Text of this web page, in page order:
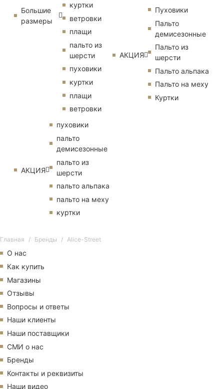
Большие
размеры
куртки
ветровки
плащи
пальто из
шерсти
пуховики
куртки
плащи
ветровки
АКЦИЯ
пуховики
пальто
демисезонные
пальто из
шерсти
пальто альпака
пальто на меху
куртки
АКЦИЯ
Пуховики
Пальто
демисезонные
Пальто из
шерсти
Пальто альпака
Пальто на меху
Куртки
Главная Бренды Alice-Street
О нас
Как купить
Магазины
Отзывы
Вопросы и ответы
Наши клиенты
Наши поставщики
СМИ о нас
Бренды
Контакты и реквизиты
Наши видео